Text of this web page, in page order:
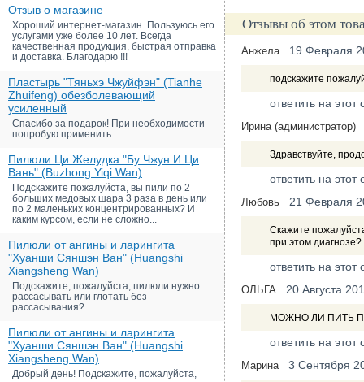
Отзыв о магазине
Хороший интернет-магазин. Пользуюсь его
услугами уже более 10 лет. Всегда
качественная продукция, быстрая отправка
и доставка. Благодарю !!!
Пластырь "Тяньхэ Чжуйфэн" (Tianhe
Zhuifeng) обезболевающий
усиленный
Спасибо за подарок! При необходимости
попробую применить.
Пилюли Ци Желудка "Бу Чжун И Ци
Вань" (Buzhong Yiqi Wan)
Подскажите пожалуйста, вы пили по 2
больших медовых шара 3 раза в день или
по 2 маленьких концентрированных? И
каким курсом, если не сложно...
Пилюли от ангины и ларингита
"Хуанши Сяншэн Ван" (Huangshi
Xiangsheng Wan)
Подскажите, пожалуйста, пилюли нужно
рассасывать или глотать без
рассасывания?
Пилюли от ангины и ларингита
"Хуанши Сяншэн Ван" (Huangshi
Xiangsheng Wan)
Добрый день! Подскажите, пожалуйста,
Отзывы об этом
Анжела 19 Февраля
подскажите
ответить на этот
Ирина (администратор)
Здравствуйте,
ответить на этот
Любовь 21 Февраля
Скажите
при этом
ответить на этот
ОЛЬГА 20 Августа
МОЖНО ЛИ ПИТЬ
ответить на этот
Марина 3 Сентября